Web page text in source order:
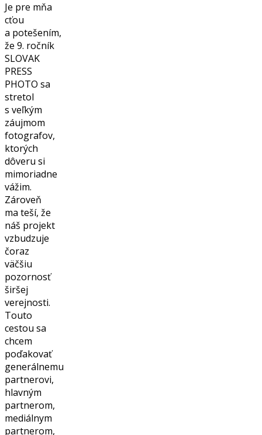
Je pre mňa
cťou
a potešením,
že 9. ročník
SLOVAK
PRESS
PHOTO sa
stretol
s veľkým
záujmom
fotografov,
ktorých
dôveru si
mimoriadne
vážim.
Zároveň
ma teší, že
náš projekt
vzbudzuje
čoraz
väčšiu
pozornosť
širšej
verejnosti.
Touto
cestou sa
chcem
poďakovať
generálnemu
partnerovi,
hlavným
partnerom,
mediálnym
partnerom,